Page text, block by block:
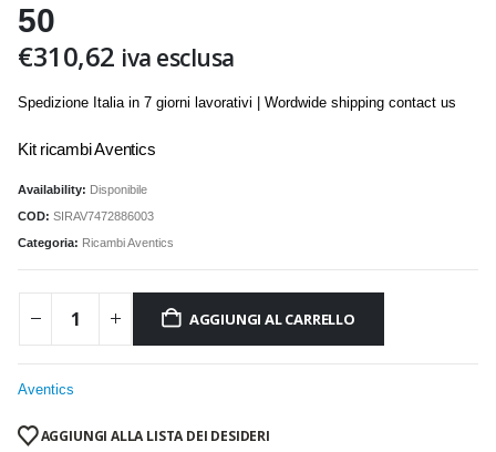
50
€310,62 iva esclusa
Spedizione Italia in 7 giorni lavorativi | Wordwide shipping contact us
Kit ricambi Aventics
Availability: Disponibile
COD: SIRAV7472886003
Categoria: Ricambi Aventics
AGGIUNGI AL CARRELLO
Aventics
AGGIUNGI ALLA LISTA DEI DESIDERI